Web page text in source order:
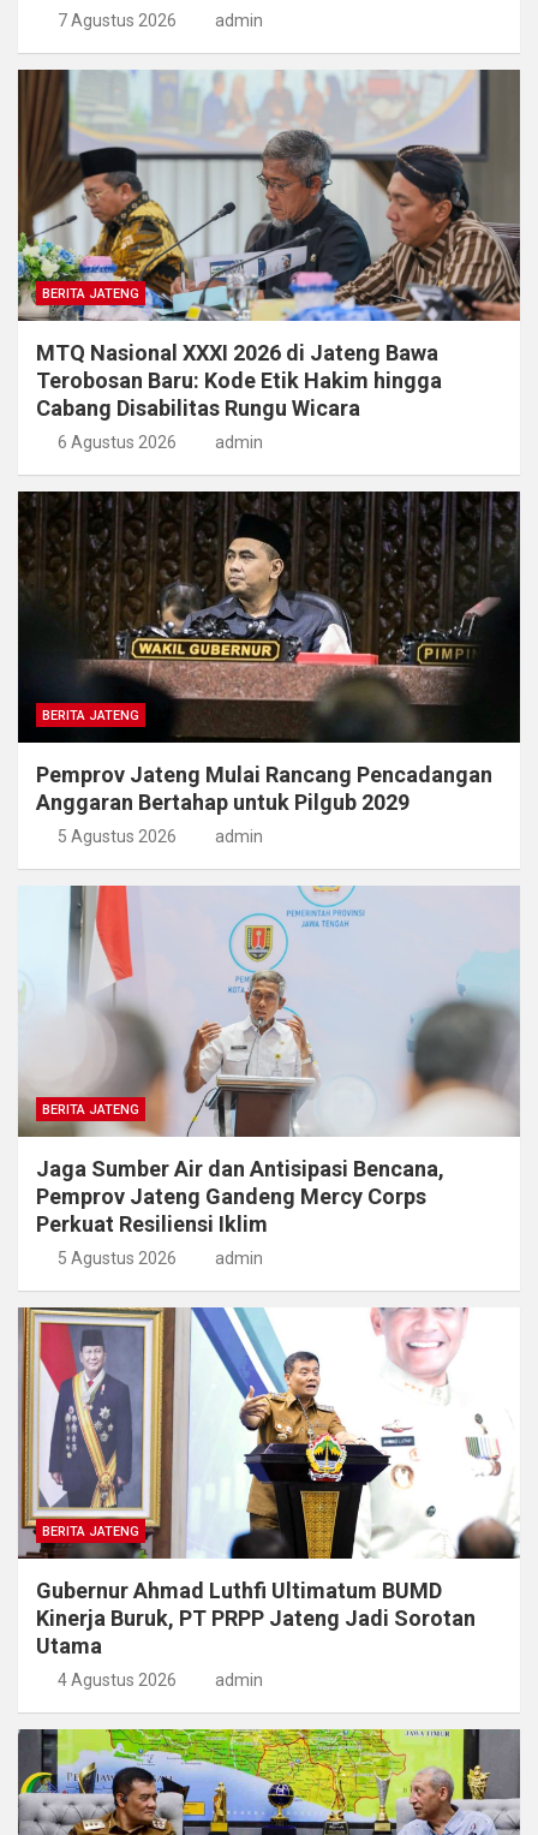
7 Agustus 2026 admin
BERITA JATENG
MTQ Nasional XXXI 2026 di Jateng Bawa
Terobosan Baru: Kode Etik Hakim hingga
Cabang Disabilitas Rungu Wicara
6 Agustus 2026 admin
BERITA JATENG
Pemprov Jateng Mulai Rancang Pencadangan
Anggaran Bertahap untuk Pilgub 2029
5 Agustus 2026 admin
BERITA JATENG
Jaga Sumber Air dan Antisipasi Bencana,
Pemprov Jateng Gandeng Mercy Corps
Perkuat Resiliensi Iklim
5 Agustus 2026 admin
BERITA JATENG
Gubernur Ahmad Luthfi Ultimatum BUMD
Kinerja Buruk, PT PRPP Jateng Jadi Sorotan
Utama
4 Agustus 2026 admin